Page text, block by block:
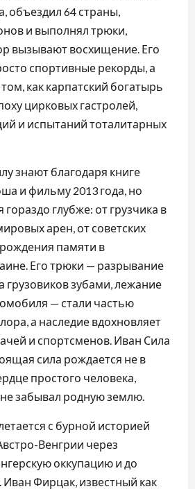
объездил 64 страны,
и выполнял трюки,
вызывают восхищение. Его
спортивные рекорды, а
как карпатский богатырь
цирковых гастролей,
и испытаний тоталитарных
знают благодаря книге
и фильму 2013 года, но
глубже: от грузчика в
арен, от советских
памяти в
Его трюки — разрывание
грузовиков зубами, лежание
— стали частью
а наследие вдохновляет
и спортсменов. Иван Сила
сила рождается не в
простого человека,
забывал родную землю.
с бурной историей
Венгрии через
оккупацию и до
Иван Фирцак, известный как